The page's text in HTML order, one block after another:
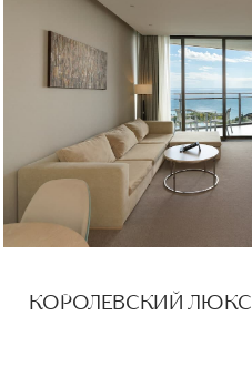
КОРОЛЕВСКИЙ ЛЮКС